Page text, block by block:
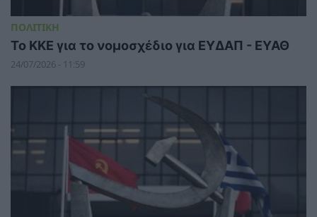
ΠΟΛΙΤΙΚΗ
To KKE για το νομοσχέδιο για ΕΥΔΑΠ - ΕΥΑΘ
24/07/2026 - 11:59